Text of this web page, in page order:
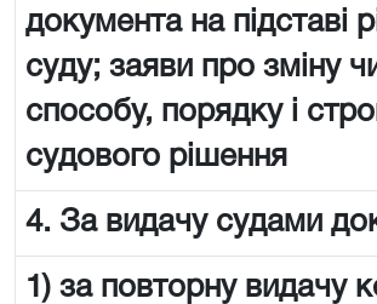
документа на підставі
суду; заяви про зміну
способу, порядку і
судового рішення
4. За видачу судами
1) за повторну видачу